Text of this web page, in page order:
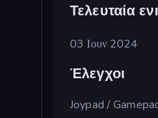
Τελευταία
03 Ιουν 2024
Έλεγχοι
Joypad /